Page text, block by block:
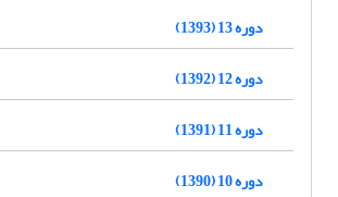
دوره 13 (1393)
دوره 12 (1392)
دوره 11 (1391)
دوره 10 (1390)